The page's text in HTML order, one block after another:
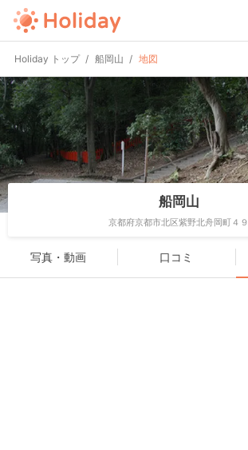
Holiday トップ 船岡山 地図
船岡山
京都府京都市北区紫野北舟岡町４９
写真・動画 口コミ